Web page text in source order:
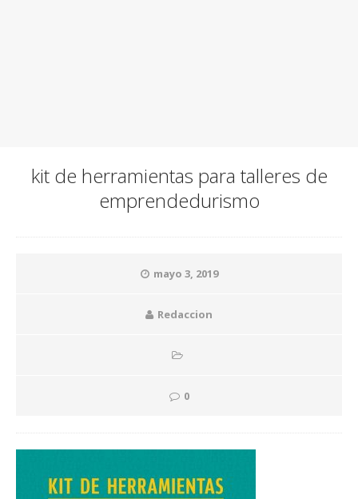
kit de herramientas para talleres de
emprendedurismo
mayo 3, 2019
Redaccion
0